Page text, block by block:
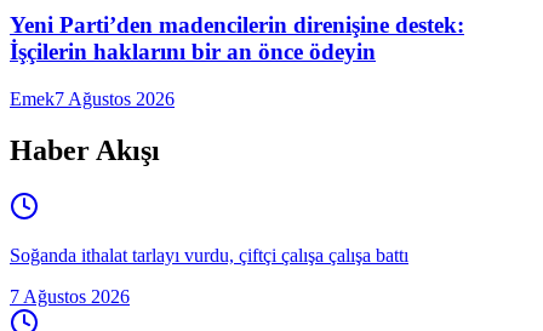
Yeni Parti’den madencilerin direnişine destek:
İşçilerin haklarını bir an önce ödeyin
Emek7 Ağustos 2026
Haber Akışı
Soğanda ithalat tarlayı vurdu, çiftçi çalışa çalışa battı
7 Ağustos 2026